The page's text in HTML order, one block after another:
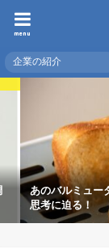
menu
企業の紹介
あのバルミュー
思考に迫る！